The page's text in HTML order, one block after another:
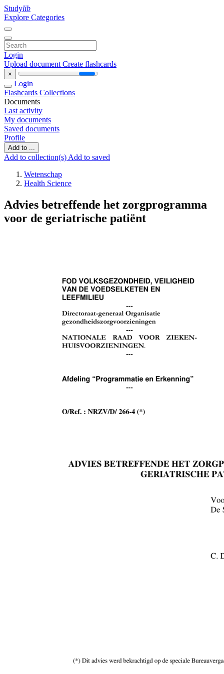
Studylib
Explore Categories
Login
Upload document Create flashcards
×
Login
Flashcards Collections
Documents
Last activity
My documents
Saved documents
Profile
Add to ...
Add to collection(s) Add to saved
Wetenschap
Health Science
Advies betreffende het zorgprogramma
voor de geriatrische patiënt